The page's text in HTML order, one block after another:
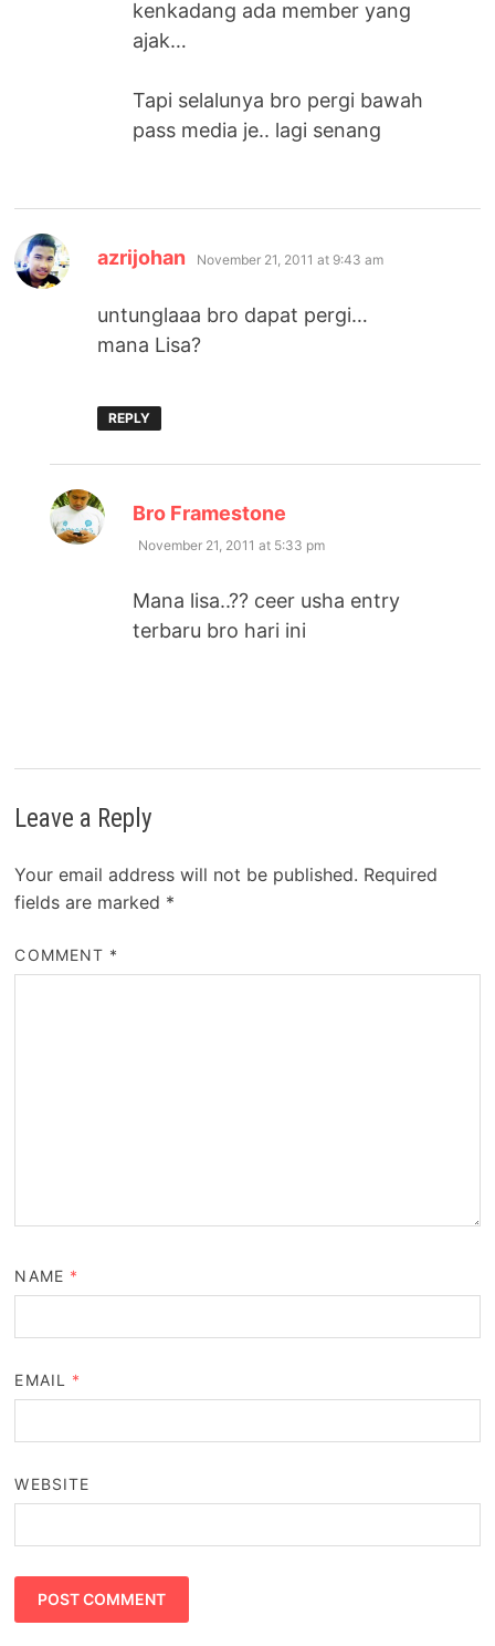
kenkadang ada member yang
ajak…
Tapi selalunya bro pergi bawah
pass media je.. lagi senang
azrijohan says:
November 21, 2011 at 9:43 am
untunglaaa bro dapat pergi…
mana Lisa?
REPLY
Bro Framestone
November 21, 2011 at 5:33 pm
Mana lisa..?? ceer usha entry
terbaru bro hari ini
Leave a Reply
Your email address will not be published. Required
fields are marked *
COMMENT *
NAME *
EMAIL *
WEBSITE